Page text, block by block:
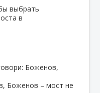
выбрать
в
Боженов,